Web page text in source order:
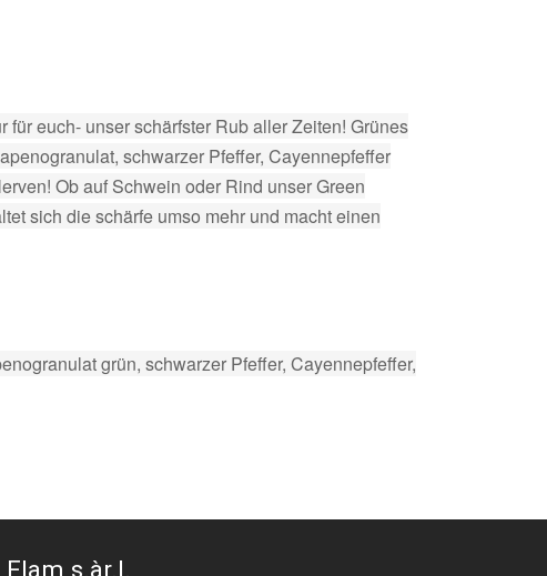
euch- unser schärfster Rub aller Zeiten! Grünes
schwarzer Pfeffer, Cayennepfeffer
Ob auf Schwein oder Rind unser Green
sich die schärfe umso mehr und macht einen
grün, schwarzer Pfeffer, Cayennepfeffer,
s.àr.l.